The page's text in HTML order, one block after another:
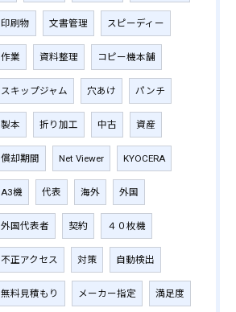
印刷物 文書管理 スピーディー
作業 資料整理 コピー機本舗
スキップジャム 穴あけ パンチ
製本 折り加工 中古 資産
償却期間 Net Viewer KYOCERA
A3機 代表 海外 外国
外国代表者 契約 ４０枚機
不正アクセス 対策 自動検出
無料見積もり メーカー指定 満足度